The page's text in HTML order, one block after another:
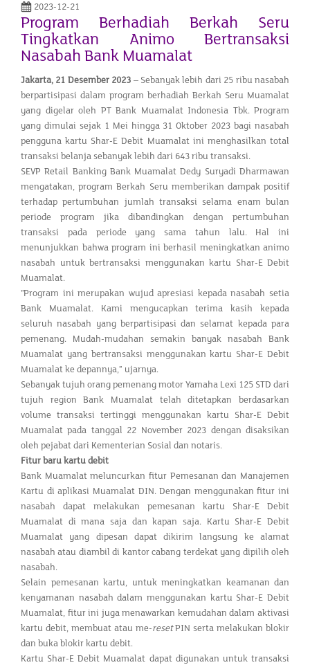
2023-12-21
Program Berhadiah Berkah Seru
Tingkatkan Animo Bertransaksi
Nasabah Bank Muamalat
Jakarta, 21 Desember 2023 – Sebanyak lebih dari 25 ribu nasabah
berpartisipasi dalam program berhadiah Berkah Seru Muamalat
yang digelar oleh PT Bank Muamalat Indonesia Tbk. Program
yang dimulai sejak 1 Mei hingga 31 Oktober 2023 bagi nasabah
pengguna kartu Shar-E Debit Muamalat ini menghasilkan total
transaksi belanja sebanyak lebih dari 643 ribu transaksi.
SEVP Retail Banking Bank Muamalat Dedy Suryadi Dharmawan
mengatakan, program Berkah Seru memberikan dampak positif
terhadap pertumbuhan jumlah transaksi selama enam bulan
periode program jika dibandingkan dengan pertumbuhan
transaksi pada periode yang sama tahun lalu. Hal ini
menunjukkan bahwa program ini berhasil meningkatkan animo
nasabah untuk bertransaksi menggunakan kartu Shar-E Debit
Muamalat.
"Program ini merupakan wujud apresiasi kepada nasabah setia
Bank Muamalat. Kami mengucapkan terima kasih kepada
seluruh nasabah yang berpartisipasi dan selamat kepada para
pemenang. Mudah-mudahan semakin banyak nasabah Bank
Muamalat yang bertransaksi menggunakan kartu Shar-E Debit
Muamalat ke depannya,” ujarnya.
Sebanyak tujuh orang pemenang motor Yamaha Lexi 125 STD dari
tujuh region Bank Muamalat telah ditetapkan berdasarkan
volume transaksi tertinggi menggunakan kartu Shar-E Debit
Muamalat pada tanggal 22 November 2023 dengan disaksikan
oleh pejabat dari Kementerian Sosial dan notaris.
Fitur baru kartu debit
Bank Muamalat meluncurkan fitur Pemesanan dan Manajemen
Kartu di aplikasi Muamalat DIN. Dengan menggunakan fitur ini
nasabah dapat melakukan pemesanan kartu Shar-E Debit
Muamalat di mana saja dan kapan saja. Kartu Shar-E Debit
Muamalat yang dipesan dapat dikirim langsung ke alamat
nasabah atau diambil di kantor cabang terdekat yang dipilih oleh
nasabah.
Selain pemesanan kartu, untuk meningkatkan keamanan dan
kenyamanan nasabah dalam menggunakan kartu Shar-E Debit
Muamalat, fitur ini juga menawarkan kemudahan dalam aktivasi
kartu debit, membuat atau me-resetPIN serta melakukan blokir
dan buka blokir kartu debit.
Kartu Shar-E Debit Muamalat dapat digunakan untuk transaksi